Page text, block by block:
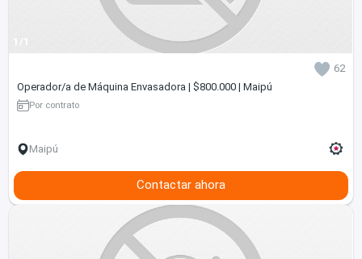
1/1
62
Operador/a de Máquina Envasadora | $800.000 | Maipú
Por contrato
Maipú
Contactar ahora